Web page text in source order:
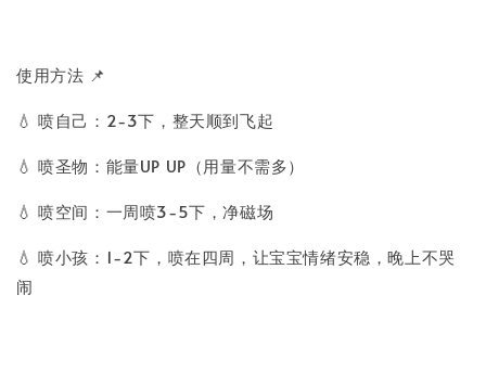
使用方法 📌
💧 喷自己：2-3下，整天顺到飞起
💧 喷圣物：能量UP UP（用量不需多）
💧 喷空间：一周喷3-5下，净磁场
💧 喷小孩：1-2下，喷在四周，让宝宝情绪安稳，晚上不哭
闹